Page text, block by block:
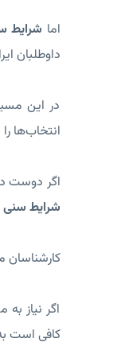
اما شرایط
داوطلبان
در این
انتخاب‌ها
اگر دوست
شرایط سنی
کارشناسان
اگر نیاز
کافی است